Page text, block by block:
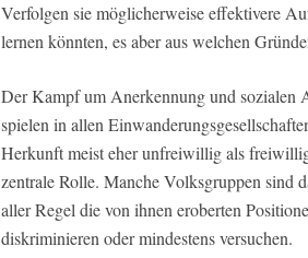
Verfolgen sie möglicherweise effektivere
lernen könnten, es aber aus welchen
Der Kampf um Anerkennung und sozialen
spielen in allen
Herkunft meist eher unfreiwillig als
zentrale Rolle. Manche Volksgruppen sind
aller Regel die von ihnen eroberten
diskriminieren oder mindestens versuchen.